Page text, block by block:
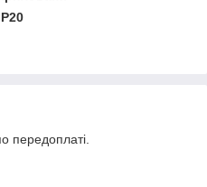
передоплаті.